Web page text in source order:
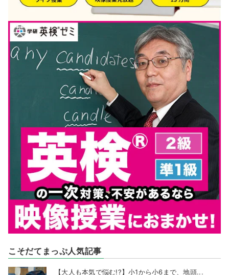
こそだてまっぷ人気記事
【大人も本気で悩む!?】小1から小6まで、地頭...